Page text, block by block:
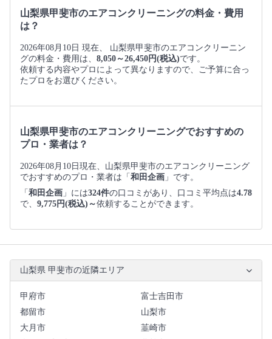
山梨県甲斐市のエアコンクリーニングの料金・費用
は？
2026年08月10日 現在、 山梨県甲斐市のエアコンクリーニン
グの料金・費用は、 8,050～26,450円(税込)です。
依頼する内容やプロによって異なりますので、ご予算に合っ
たプロをお選びください。
山梨県甲斐市のエアコンクリーニングでおすすめの
プロ・業者は？
2026年08月10日現在、山梨県甲斐市のエアコンクリーニング
でおすすめのプロ・業者は「 和田企画 」です。
「 和田企画 」には324件の口コミがあり、口コミ平均点は4.78
で、 9,775円(税込)～依頼することができます。
山梨県 甲斐市の近隣エリア
甲府市
富士吉田市
都留市
山梨市
大月市
韮崎市